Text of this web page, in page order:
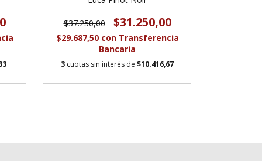
$37.250,00 $31.250,00
$29.687,50 con Transferencia
Bancaria
3 cuotas sin interés de $10.416,67